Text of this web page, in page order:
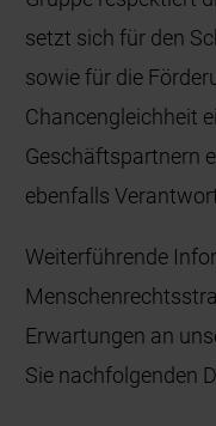
setzt sich für den
sowie für die
Chancengleichheit
Geschäftspartnern
ebenfalls
Weiterführende
Erwartungen an
Sie nachfolgenden